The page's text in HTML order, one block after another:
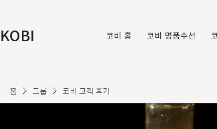
KOBI 코비 홈 코비 명품수선
홈 그룹 코비 고객 후기